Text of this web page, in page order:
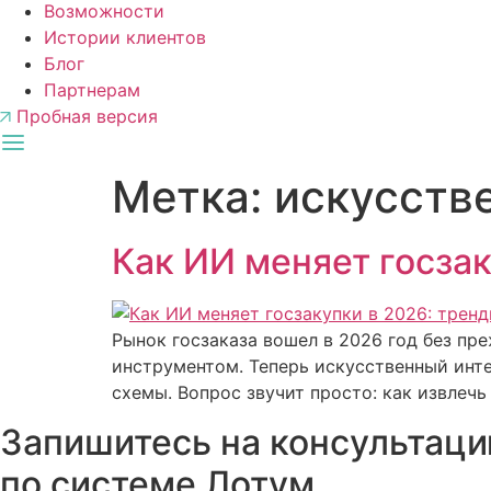
Возможности
Истории клиентов
Блог
Партнерам
Пробная версия
Метка:
Как ИИ меняет
Рынок госзаказа вошел в 2026 год без
инструментом. Теперь искусственный
схемы. Вопрос звучит просто: как
Запишитесь на